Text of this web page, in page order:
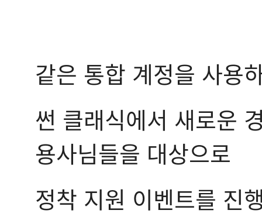
같은 통합 계정을 사용
썬 클래식에서 새로운
용사님들을 대상으로
정착 지원 이벤트를 진